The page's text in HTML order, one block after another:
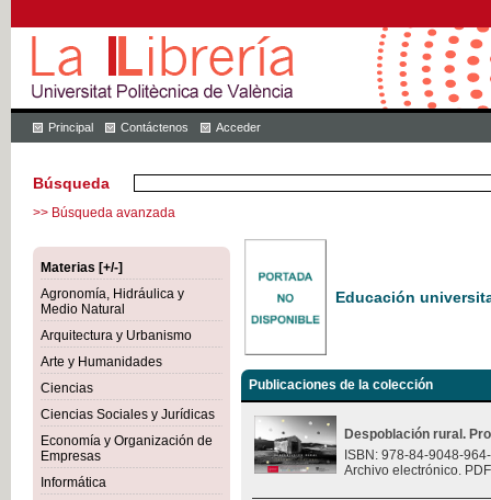
Principal Contáctenos Acceder
Búsqueda
>> Búsqueda avanzada
Materias [+/-]
Agronomía, Hidráulica y
Medio Natural
Arquitectura y Urbanismo
Arte y Humanidades
Ciencias
Ciencias Sociales y Jurídicas
Economía y Organización de
Empresas
Informática
Educación
Publicaciones de la colección
Despoblación rural.
ISBN: 978-84-9048-
Archivo electrónico.